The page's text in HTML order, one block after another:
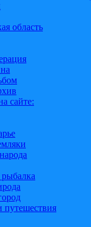
область
сайте: